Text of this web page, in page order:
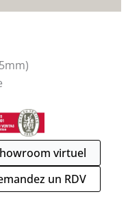
virtuel
un RDV